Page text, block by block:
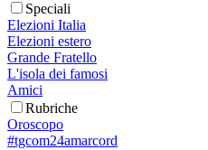
Speciali
Elezioni Italia
Elezioni estero
Grande Fratello
L'isola dei famosi
Amici
Rubriche
Oroscopo
#tgcom24amarcord